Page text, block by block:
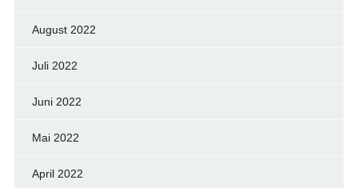
August 2022
Juli 2022
Juni 2022
Mai 2022
April 2022